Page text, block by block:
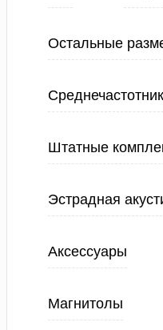
Остальные
Штатные
Эстрадная
Аксессуары
Магнитолы